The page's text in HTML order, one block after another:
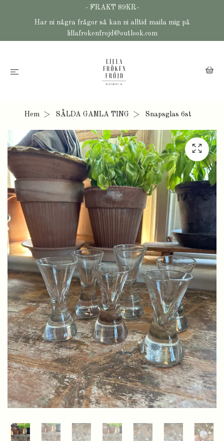
- FRAKT 89KR-
Har ni några frågor så kan ni alltid maila mig på
lillafrokenfrojd@outlook.com
Hem SÅLDA GAMLA TING Snapsglas 6st